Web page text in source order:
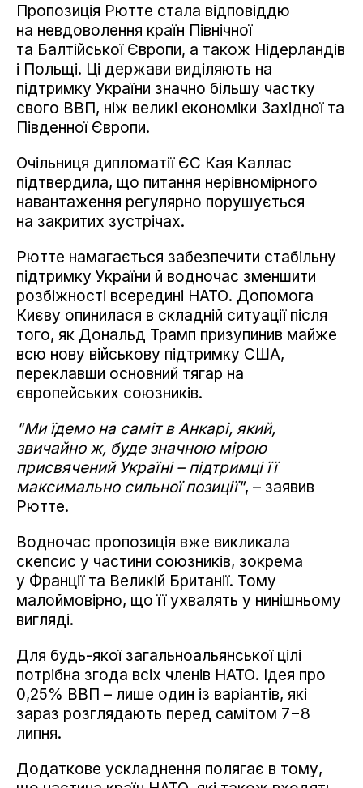
Пропозиція Рютте стала відповіддю
на невдоволення країн Північної
та Балтійської Європи, а також Нідерландів
і Польщі. Ці держави виділяють на
підтримку України значно більшу частку
свого ВВП, ніж великі економіки Західної та
Південної Європи.
Очільниця дипломатії ЄС Кая Каллас
підтвердила, що питання нерівномірного
навантаження регулярно порушується
на закритих зустрічах.
Рютте намагається забезпечити стабільну
підтримку України й водночас зменшити
розбіжності всередині НАТО. Допомога
Києву опинилася в складній ситуації після
того, як Дональд Трамп призупинив майже
всю нову військову підтримку США,
переклавши основний тягар на
європейських союзників.
"Ми їдемо на саміт в Анкарі, який,
звичайно ж, буде значною мірою
присвячений Україні – підтримці її
максимально сильної позиції", – заявив
Рютте.
Водночас пропозиція вже викликала
скепсис у частини союзників, зокрема
у Франції та Великій Британії. Тому
малоймовірно, що її ухвалять у нинішньому
вигляді.
Для будь-якої загальноальянської цілі
потрібна згода всіх членів НАТО. Ідея про
0,25% ВВП – лише один із варіантів, які
зараз розглядають перед самітом 7−8
липня.
Додаткове ускладнення полягає в тому,